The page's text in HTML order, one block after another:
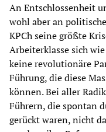
An Entschlossenheit
wohl aber an
KPCh seine größte
Arbeiterklasse sich
keine revolutionäre
Führung, die diese
können. Bei aller
Führern, die spontan
gerückt waren, nicht